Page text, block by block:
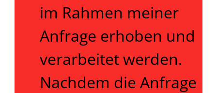
im Rahmen meiner
Anfrage erhoben und
verarbeitet werden.
Nachdem die Anfrage